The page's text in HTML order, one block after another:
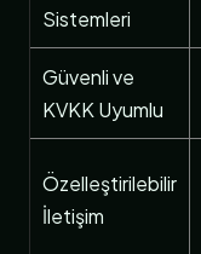
Sistemleri
Güvenli ve
KVKK Uyumlu
Özelleştirilebilir
İletişim